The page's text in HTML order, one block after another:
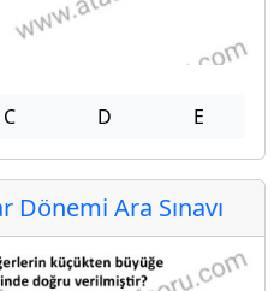
C D E
Dönemi Ara Sınavı